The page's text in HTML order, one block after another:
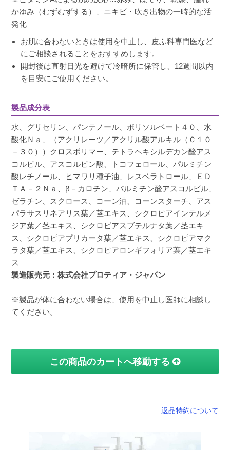
かゆみ（むずむずする）、ニキビ・吹き出物の一時的な活
発化
お肌に合わないときは使用を中止し、皮ふ科専門医など
にご相談されることをおすすめします。
開封後は直射日光を避けて冷暗所に保管し、12週間以内
を目安にご使用ください。
製品成分表
水、グリセリン、パンテノール、ポリソルベート４０、水
酸化Ｎａ、（アクリレーツ／アクリル酸アルキル（Ｃ１０
－３０））クロスポリマー、テトラヘキシルデカン酸アス
コルビル、アスコルビン酸、トコフェロール、パルミチン
酸レチノール、ヒマワリ種子油、レスベラトロール、ＥＤ
ＴＡ－２Ｎａ、β－カロチン、パルミチン酸アスコルビル、
ゼラチン、スクロース、コーン油、コーンスターチ、アス
パラサスリネアリス葉／茎エキス、シクロピアインテルメ
ジア葉／茎エキス、シクロピアスブテルナタ葉／茎エキ
ス、シクロピアプリカータ葉／茎エキス、シクロピアマク
ラタ葉／茎エキス、シクロピアロンギフォリア葉／茎エキ
ス
製造販売元：株式会社プロティア・ジャパン
※製品が体に合わない場合は、使用を中止し医師に相談し
てください。
この商品のカートへ移動する
返品特約について